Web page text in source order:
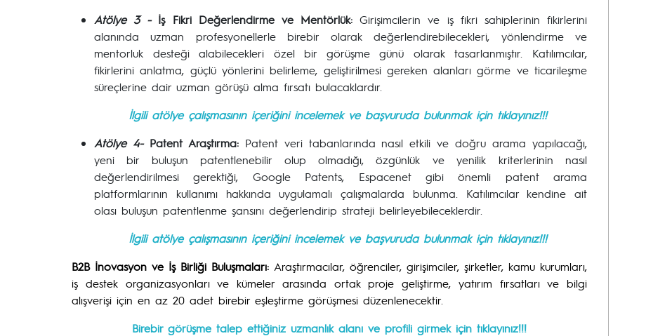
Atölye 3 - İş Fikri Değerlendirme ve Mentörlük: Girişimcilerin ve iş fikri sahiplerinin fikirlerini
alanında uzman profesyonellerle birebir olarak değerlendirebilecekleri, yönlendirme ve
mentorluk desteği alabilecekleri özel bir görüşme günü olarak tasarlanmıştır. Katılımcılar,
fikirlerini anlatma, güçlü yönlerini belirleme, geliştirilmesi gereken alanları görme ve ticarileşme
süreçlerine dair uzman görüşü alma fırsatı bulacaklardır.
İlgili atölye çalışmasının içeriğini incelemek ve başvuruda bulunmak için tıklayınız!!!
Atölye 4-Patent Araştırma: Patent veri tabanlarında nasıl etkili ve doğru arama yapılacağı,
yeni bir buluşun patentlenebilir olup olmadığı, özgünlük ve yenilik kriterlerinin nasıl
değerlendirilmesi gerektiği, Google Patents, Espacenet gibi önemli patent arama
platformlarının kullanımı hakkında uygulamalı çalışmalarda bulunma. Katılımcılar kendine ait
olası buluşun patentlenme şansını değerlendirip strateji belirleyebileceklerdir.
İlgili atölye çalışmasının içeriğini incelemek ve başvuruda bulunmak için tıklayınız!!!
B2B İnovasyon ve İş Birliği Buluşmaları: Araştırmacılar, öğrenciler, girişimciler, şirketler, kamu kurumları,
iş destek organizasyonları ve kümeler arasında ortak proje geliştirme, yatırım fırsatları ve bilgi
alışverişi için en az 20 adet birebir eşleştirme görüşmesi düzenlenecektir.
Birebir görüşme talep ettiğiniz uzmanlık alanı ve profili girmek için tıklayınız!!!